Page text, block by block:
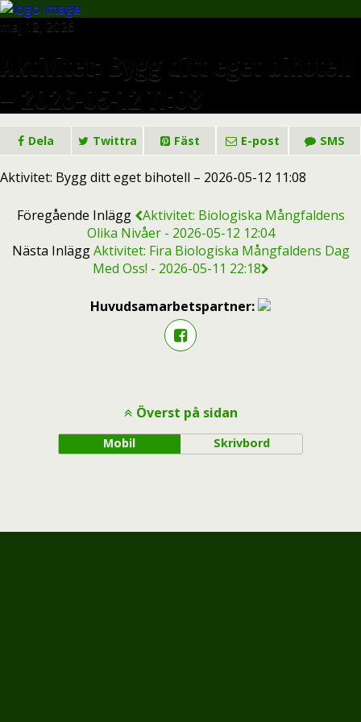
maj 12, 2026
Aktivitet: Bygg ditt eget bihotell
– 2026-05-12 11:08
Dela Twittra Fäst E-post SMS
Aktivitet: Bygg ditt eget bihotell – 2026-05-12 11:08
Föregående Inlägg
Aktivitet: Biologiska Mångfaldens
Olika Nivåer - 2026-05-12 12:04
Nästa InläggAktivitet: Fira Biologiska Mångfaldens Dag
Med Oss! - 2026-05-11 22:18
Huvudsamarbetspartner:
Överst på sidan
Mobil Skrivbord